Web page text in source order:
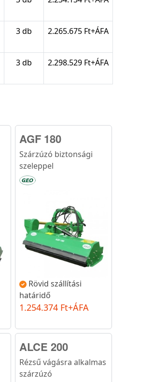
3 db 2.265.675 Ft+ÁFA
3 db 2.298.529 Ft+ÁFA
AGF 180
Szárzúzó biztonsági
szeleppel
Rövid szállítási
határidő
1.254.374 Ft+ÁFA
ALCE 200
Rézsű vágásra alkalmas
szárzúzó